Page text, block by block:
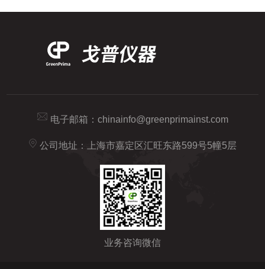
电子邮箱： chinainfo@greenprimainst.com
公司地址：上海市嘉定区汇旺东路599号5幢5层
业务咨询微信